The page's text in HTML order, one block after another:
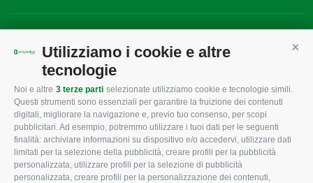
Utilizziamo i cookie e altre
tecnologie
Noi e altre 3 terze parti selezionate utilizziamo cookie e tecnologie simili.
Questi strumenti sono essenziali per garantire la fruizione dei contenuti
digitali, migliorare la navigazione e, previo tuo consenso, per scopi
pubblicitari. Ad esempio, potremmo utilizzare i tuoi dati per le seguenti
finalità: archiviare informazioni su dispositivo e/o accedervi, utilizzare dati
limitati per la selezione della pubblicità, creare profili per la pubblicità
personalizzata, utilizzare profili per la selezione di pubblicità
personalizzata, creare profili per la personalizzazione dei contenuti,
CONFAGRICOLTURA
ROVIGO
L'Associazione
Missione e Progetto
Organigramma aziendale
CONFAGRICOLTURA
INFORMA
Tecnico
Fiscale
Lavoro